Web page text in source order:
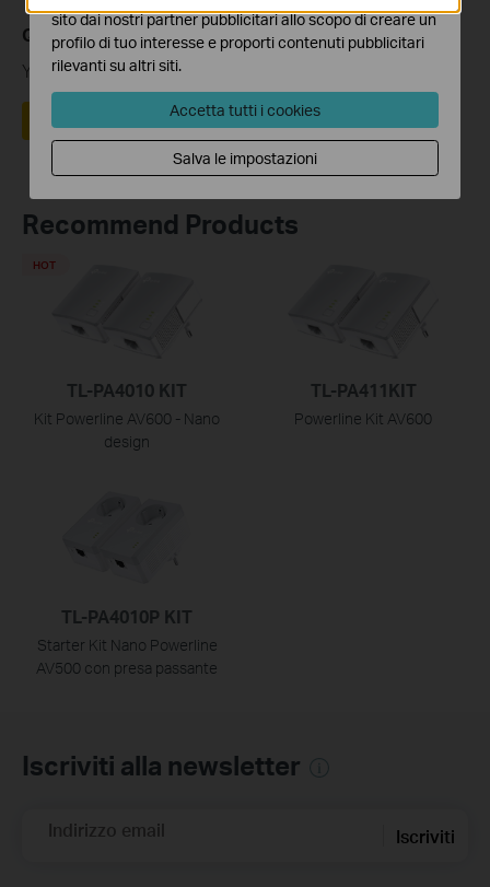
Questa faq è utile?
Your feedback helps improve this site.
Recommend Products
TL-PA4010 KIT
Kit Powerline AV600 - Nano
design
HOT
TL-PA411KIT
Powerline Kit AV600
TL-PA4010P KIT
Starter Kit Nano Powerline
AV500 con presa passante
Iscriviti alla newsletter
Indirizzo email Iscriviti
sito dai nostri partner pubblicitari allo scopo di creare un
profilo di tuo interesse e proporti contenuti pubblicitari
rilevanti su altri siti.
Accetta tutti i cookies
Salva le impostazioni